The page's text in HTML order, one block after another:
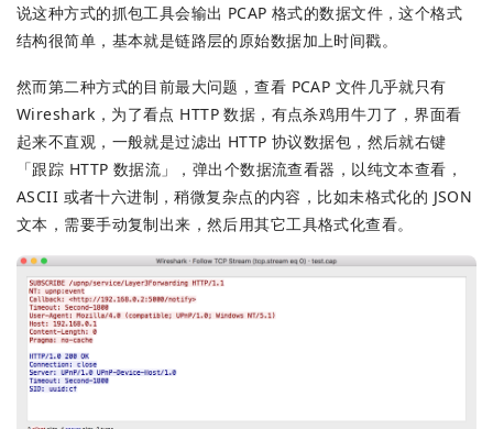
说这种方式的抓包工具会输出 PCAP 格式的数据文件，这个格式
结构很简单，基本就是链路层的原始数据加上时间戳。
然而第二种方式的目前最大问题，查看 PCAP 文件几乎就只有
Wireshark，为了看点 HTTP 数据，有点杀鸡用牛刀了，界面看
起来不直观，一般就是过滤出 HTTP 协议数据包，然后就右键
「跟踪 HTTP 数据流」，弹出个数据流查看器，以纯文本查看，
ASCII 或者十六进制，稍微复杂点的内容，比如未格式化的 JSON
文本，需要手动复制出来，然后用其它工具格式化查看。